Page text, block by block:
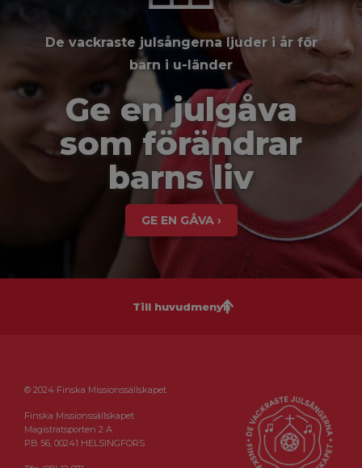
De vackraste julsångerna ljuder i år för
barn i u-länder
Ge en julgåva
som förändrar
barns liv
GE EN GÅVA ›
Till huvudmenyn
© 2024 Finska Missionssällskapet
Finska Missionssällskapet
Magistratsporten 2 A
PB 56, 00241 HELSINGFORS